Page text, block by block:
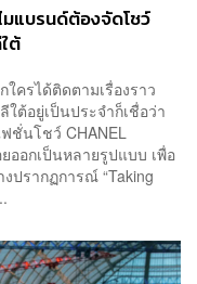
มแบรนด์ต้องจัดโชว์
ต้
ครได้ติดตามเรื่องราว
ต้อยู่เป็นประจำก็เชื่อว่า
นโชว์ CHANEL
ออกเป็นหลายรูปแบบ เพื่อ
ปรากฏการณ์ “Taking